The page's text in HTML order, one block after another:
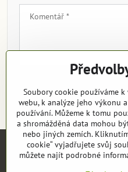
(Povinné)
Objednávky
Soubory cookie používáme
webu, k analýze jeho výkonu
používání. Můžeme k tomu
a shromážděná data mohou
nebo jiných zemích.
cookie“ vyjadřujete svůj
můžete najít podrobné